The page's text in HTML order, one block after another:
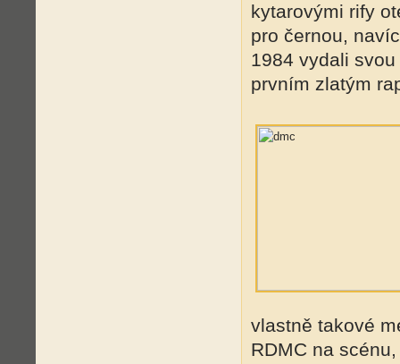
kytarovými rify
pro černou,
1984 vydali
prvním zlatým
vlastně takové
RDMC na